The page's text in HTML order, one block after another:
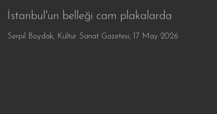
İstanbul'un belleği cam plakalarda
Serpil Boydak, Kültür Sanat Gazetesi, 17 May 2026